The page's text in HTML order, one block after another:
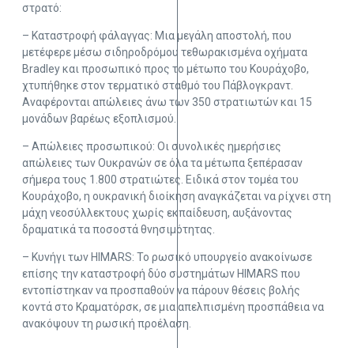
στρατό:
– Καταστροφή φάλαγγας: Μια μεγάλη αποστολή, που
μετέφερε μέσω σιδηροδρόμου τεθωρακισμένα οχήματα
Bradley και προσωπικό προς το μέτωπο του Κουράχοβο,
χτυπήθηκε στον τερματικό σταθμό του Πάβλογκραντ.
Αναφέρονται απώλειες άνω των 350 στρατιωτών και 15
μονάδων βαρέως εξοπλισμού.
– Απώλειες προσωπικού: Οι συνολικές ημερήσιες
απώλειες των Ουκρανών σε όλα τα μέτωπα ξεπέρασαν
σήμερα τους 1.800 στρατιώτες. Ειδικά στον τομέα του
Κουράχοβο, η ουκρανική διοίκηση αναγκάζεται να ρίχνει στη
μάχη νεοσύλλεκτους χωρίς εκπαίδευση, αυξάνοντας
δραματικά τα ποσοστά θνησιμότητας.
– Κυνήγι των HIMARS: Το ρωσικό υπουργείο ανακοίνωσε
επίσης την καταστροφή δύο συστημάτων HIMARS που
εντοπίστηκαν να προσπαθούν να πάρουν θέσεις βολής
κοντά στο Κραματόρσκ, σε μια απελπισμένη προσπάθεια να
ανακόψουν τη ρωσική προέλαση.